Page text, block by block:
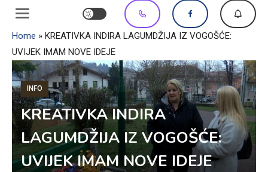
Home » KREATIVKA INDIRA LAGUMDŽIJA IZ VOGOŠĆE:
UVIJEK IMAM NOVE IDEJE
INFO
KREATIVKA INDIRA
LAGUMDŽIJA IZ VOGOŠĆE:
UVIJEK IMAM NOVE IDEJE